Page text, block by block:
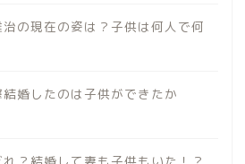
の現在の姿は？子供は何人で何
婚したのは子供ができたか